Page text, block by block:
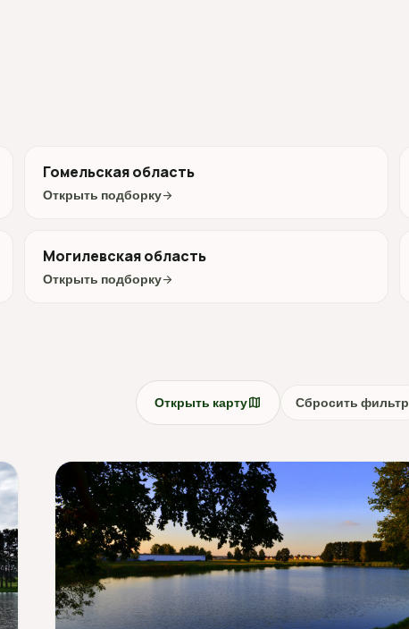
Гомельская область
Открыть подборкуarrow_forward
Могилевская область
Открыть подборкуarrow_forward
Открыть картуmap Сбросить фильтр